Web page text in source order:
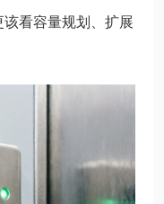
看容量规划、扩展